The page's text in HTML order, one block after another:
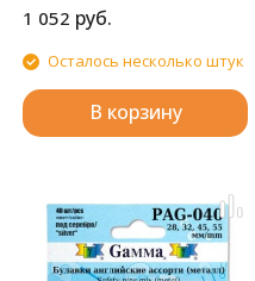
1 052 руб.
Осталось несколько штук
В корзину